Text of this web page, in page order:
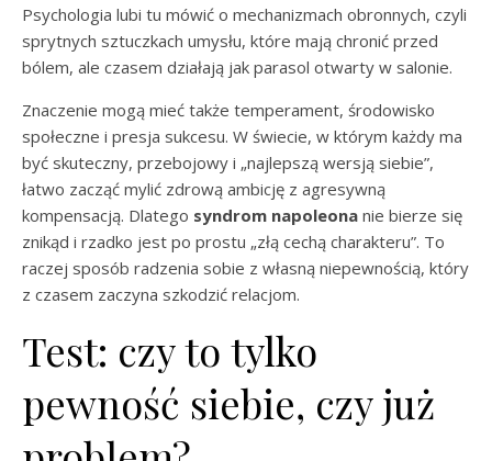
Psychologia lubi tu mówić o mechanizmach obronnych, czyli
sprytnych sztuczkach umysłu, które mają chronić przed
bólem, ale czasem działają jak parasol otwarty w salonie.
Znaczenie mogą mieć także temperament, środowisko
społeczne i presja sukcesu. W świecie, w którym każdy ma
być skuteczny, przebojowy i „najlepszą wersją siebie”,
łatwo zacząć mylić zdrową ambicję z agresywną
kompensacją. Dlatego syndrom napoleona nie bierze się
znikąd i rzadko jest po prostu „złą cechą charakteru”. To
raczej sposób radzenia sobie z własną niepewnością, który
z czasem zaczyna szkodzić relacjom.
Test: czy to tylko
pewność siebie, czy już